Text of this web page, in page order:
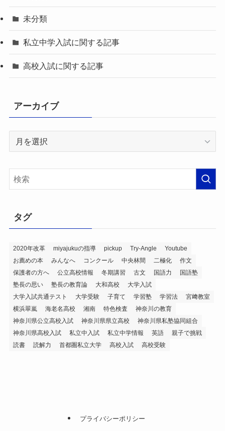
未分類
私立中学入試に関する記事
高校入試に関する記事
アーカイブ
イ
タグ
2020年改革 miyajukuの指導 pickup Try-Angle
Youtube
お薦めの本
みんなへ コンクール 中央林間 二極化
作文
保護者の方へ
公立高校情報 冬期講習 古文 国語力
国語塾
塾長の思い
塾長の教育論 大和高校
大学入試
大学入試共通テスト
大学受験 子育て 学習塾 学習法
宮﨑教室
横浜翠嵐
海老名高校 湘南 特色検査
神奈川の教育
神奈川県公立高校入試
神奈川県県立高校
神奈川県私塾協同組合
神奈川県高校入試
私立中入試 私立中学情報 英語
親子で挑戦
読書
読解力 首都圏私立大学 高校入試 高校受験
プライバシーポリシー